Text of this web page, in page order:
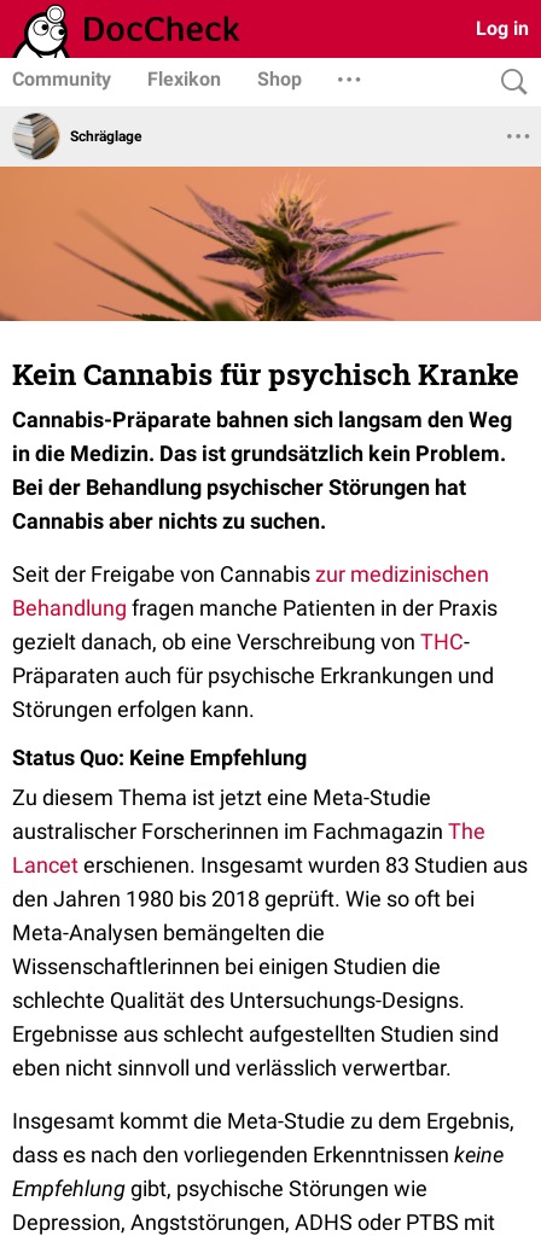
Log in
Community Flexikon Shop
Schräglage
Kein Cannabis für psychisch Kranke
Cannabis-Präparate bahnen sich langsam den Weg
in die Medizin. Das ist grundsätzlich kein Problem.
Bei der Behandlung psychischer Störungen hat
Cannabis aber nichts zu suchen.
Seit der Freigabe von Cannabiszur medizinischen
Behandlung fragen manche Patienten in der Praxis
gezielt danach, ob eine Verschreibung von THC-
Präparaten auch für psychische Erkrankungen und
Störungen erfolgen kann.
Status Quo: Keine Empfehlung
Zu diesem Thema ist jetzt eine Meta-Studie
australischer Forscherinnen im Fachmagazin The
Lanceterschienen. Insgesamt wurden 83 Studien aus
den Jahren 1980 bis 2018 geprüft. Wie so oft bei
Meta-Analysen bemängelten die
Wissenschaftlerinnen bei einigen Studien die
schlechte Qualität des Untersuchungs-Designs.
Ergebnisse aus schlecht aufgestellten Studien sind
eben nicht sinnvoll und verlässlich verwertbar.
Insgesamt kommt die Meta-Studie zu dem Ergebnis,
dass es nach den vorliegenden Erkenntnissen keine
Empfehlunggibt, psychische Störungen wie
Depression, Angststörungen, ADHS oder PTBS mit